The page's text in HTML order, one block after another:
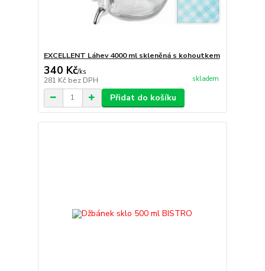
EXCELLENT Láhev 4000 ml skleněná s kohoutkem
340 Kč/ks
281 Kč bez DPH skladem
Přidat do košíku